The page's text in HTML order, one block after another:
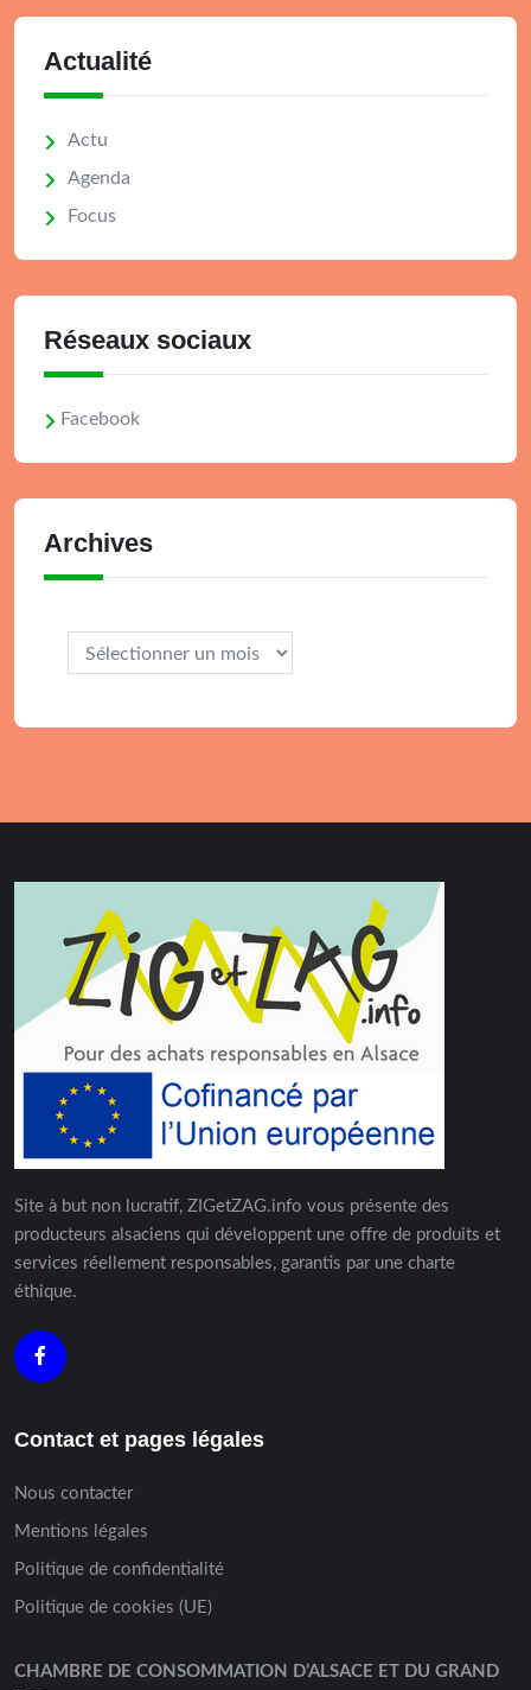
Actualité
Actu
Agenda
Focus
Réseaux sociaux
Facebook
Archives
Site à but non lucratif, ZIGetZAG.info vous présente des
producteurs alsaciens qui développent une offre de produits et
services réellement responsables, garantis par une charte
éthique.
Contact et pages légales
Nous contacter
Mentions légales
Politique de confidentialité
Politique de cookies (UE)
CHAMBRE DE CONSOMMATION D’ALSACE ET DU GRAND